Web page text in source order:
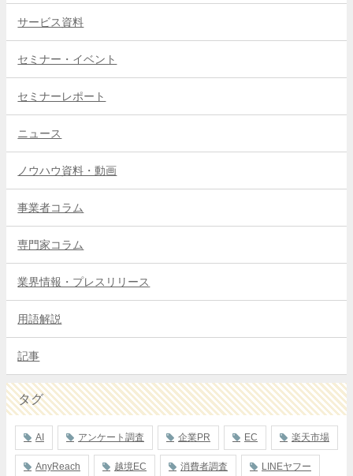
サービス資料
セミナー・イベント
セミナーレポート
ニュース
ノウハウ資料・動画
事業者コラム
専門家コラム
業界情報・プレスリリース
用語解説
記事
タグ
AI アンケート調査 企業PR EC 楽天市場
AnyReach 越境EC 消費者調査 LINEヤフー